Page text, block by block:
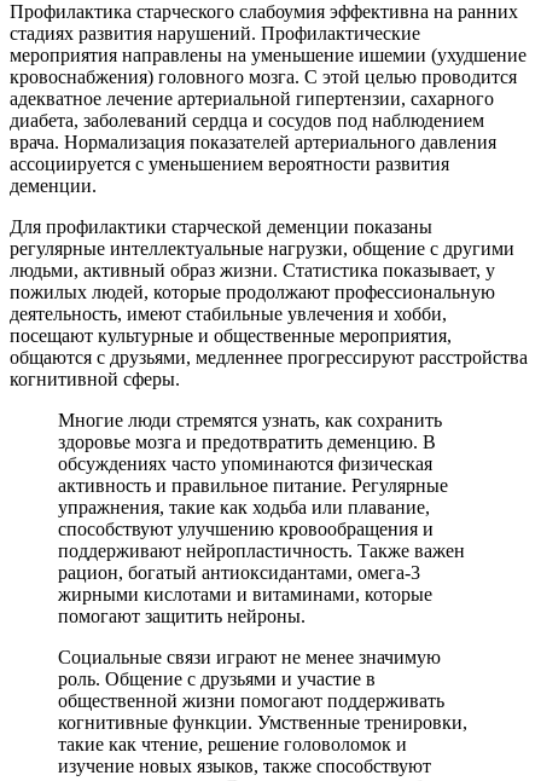
Профилактика старческого слабоумия эффективна на ранних
стадиях развития нарушений. Профилактические
мероприятия направлены на уменьшение ишемии (ухудшение
кровоснабжения) головного мозга. С этой целью проводится
адекватное лечение артериальной гипертензии, сахарного
диабета, заболеваний сердца и сосудов под наблюдением
врача. Нормализация показателей артериального давления
ассоциируется с уменьшением вероятности развития
деменции.
Для профилактики старческой деменции показаны
регулярные интеллектуальные нагрузки, общение с другими
людьми, активный образ жизни. Статистика показывает, у
пожилых людей, которые продолжают профессиональную
деятельность, имеют стабильные увлечения и хобби,
посещают культурные и общественные мероприятия,
общаются с друзьями, медленнее прогрессируют расстройства
когнитивной сферы.
Многие люди стремятся узнать, как сохранить
здоровье мозга и предотвратить деменцию. В
обсуждениях часто упоминаются физическая
активность и правильное питание. Регулярные
упражнения, такие как ходьба или плавание,
способствуют улучшению кровообращения и
поддерживают нейропластичность. Также важен
рацион, богатый антиоксидантами, омега-3
жирными кислотами и витаминами, которые
помогают защитить нейроны.
Социальные связи играют не менее значимую
роль. Общение с друзьями и участие в
общественной жизни помогают поддерживать
когнитивные функции. Умственные тренировки,
такие как чтение, решение головоломок и
изучение новых языков, также способствуют